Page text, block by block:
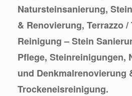
Natursteinsanierung,
& Renovierung, Terrazzo /
Reinigung – Stein
Pflege, Steinreinigungen,
und Denkmalrenovierung
Trockeneisreinigung.